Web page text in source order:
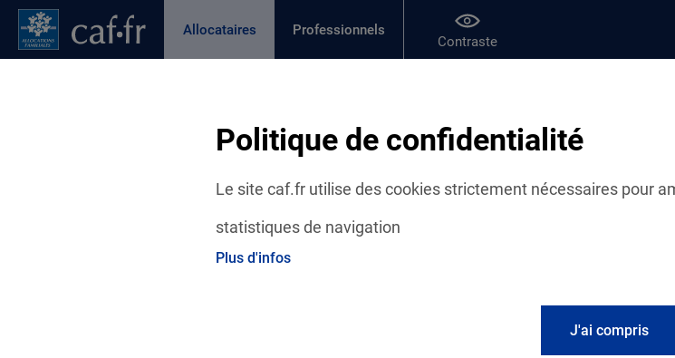
Politique de confidentialité
Le site caf.fr utilise des cookies strictement nécessaires pour
statistiques de navigation
Plus d'infos
J'ai compris
Contenu principal
Pied de page
Allocataires
Page active
Professionnels
Contraste
Caf du Val de Marne : vos actus